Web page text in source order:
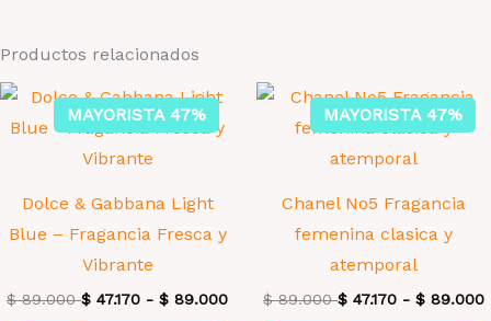
Productos relacionados
MAYORISTA 47%
Dolce & Gabbana Light
Blue – Fragancia Fresca y
Vibrante
$89.000 $ 47.170 - $ 89.000
MAYORISTA 47%
Chanel No5 Fragancia
femenina clasica y
atemporal
$89.000 $ 47.170 - $ 89.000